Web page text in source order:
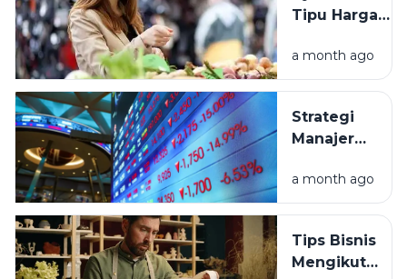
Sehat
Tipu Harga
a month ago
Strategi
Manajer
Afrika
Selatan
Aset
Murah di
a month ago
Tips Bisnis
Mengikuti